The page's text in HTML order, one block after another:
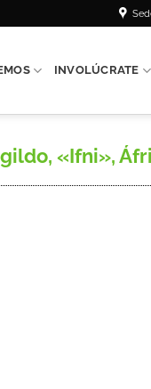
INVOLÚCRATE
«Ifni»,